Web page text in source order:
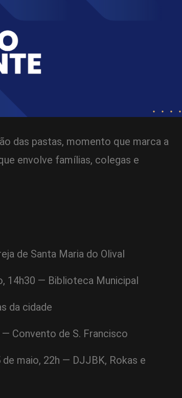
das pastas, momento que marca a
envolve famílias, colegas e
de Santa Maria do Olival
14h30 — Biblioteca Municipal
da cidade
— Convento de S. Francisco
de maio, 22h — DJJBK, Rokas e